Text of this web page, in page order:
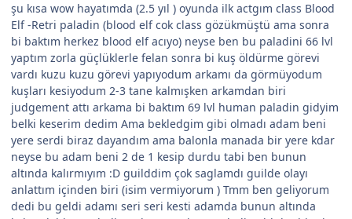
şu kısa wow hayatımda (2.5 yıl ) oyunda ilk actgım class Blood
Elf -Retri paladin (blood elf cok class gözükmüştü ama sonra
bi baktım herkez blood elf acıyo) neyse ben bu paladini 66 lvl
yaptım zorla güçlüklerle felan sonra bi kuş öldürme görevi
vardı kuzu kuzu görevi yapıyodum arkamı da görmüyodum
kuşları kesiyodum 2-3 tane kalmışken arkamdan biri
judgement attı arkama bi baktım 69 lvl human paladin gidyim
belki keserim dedim Ama bekledgim gibi olmadı adam beni
yere serdi biraz dayandım ama balonla manada bir yere kdar
neyse bu adam beni 2 de 1 kesip durdu tabi ben bunun
altında kalırmıyım :D guilddim çok saglamdı guilde olayı
anlattım içinden biri (isim vermiyorum ) Tmm ben geliyorum
dedi bu geldi adamı seri seri kesti adamda bunun altında